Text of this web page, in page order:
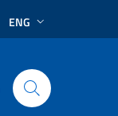
ENG